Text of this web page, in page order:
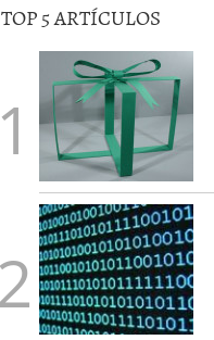
TOP 5 ARTÍCULOS